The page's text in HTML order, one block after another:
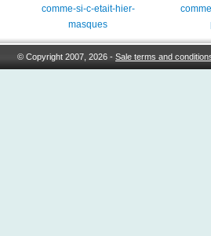
comme-si-c-etait-hier-
masques
© Copyright 2007, 2026 -Sale terms and